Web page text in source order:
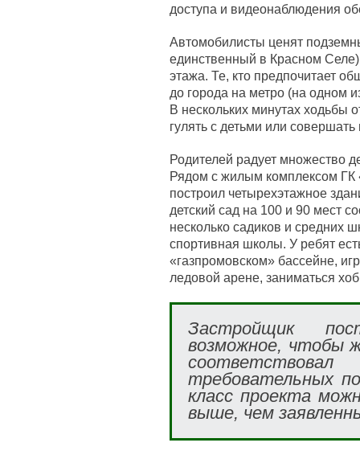
доступа и видеонаблюдения
Автомобилисты ценят
единственный в Красном
этажа. Те, кто предпочитает
до города на метро (на одном
В нескольких минутах ходьбы
гулять с детьми или
Родителей радует множество
Рядом с жилым комплексом ГК
построил четырехэтажное
детский сад на 100 и 90 мест
несколько садиков и средних
спортивная школы. У ребят
«газпромовском» бассейне,
ледовой арене, заниматься
Застройщик
возможное, чтобы
требовательных
класс проекта
выше, чем